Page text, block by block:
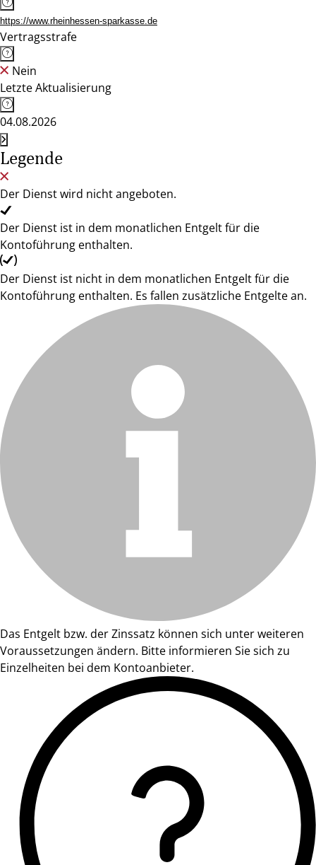
https://www.rheinhessen-sparkasse.de
Vertragsstrafe
Nein
Letzte Aktualisierung
04.08.2026
Legende
Der Dienst wird nicht angeboten.
Der Dienst ist in dem monatlichen Entgelt für die
Kontoführung enthalten.
Der Dienst ist nicht in dem monatlichen Entgelt für die
Kontoführung enthalten. Es fallen zusätzliche Entgelte an.
Das Entgelt bzw. der Zinssatz können sich unter weiteren
Voraussetzungen ändern. Bitte informieren Sie sich zu
Einzelheiten bei dem Kontoanbieter.